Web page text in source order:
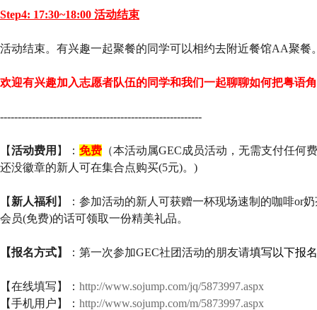
Step4: 17:30~18:00 活动结束
活动结束。有兴趣一起聚餐的同学可以相约去附近餐馆AA聚餐
欢迎有兴趣加入志愿者队伍的同学和我们一起聊聊如何把粤语
---------------------------------------------------------
【活动费用 】： 免费 （本活动属GEC成员活动，无需支付任何
还没徽章的新人可在集合点购买(5元)。)
【 新人福利 】：参加活动的新人可获赠一杯现场速制的咖啡or
会员(免费)的话可领取一份精美礼品。
【报名方式】 ：第一次参加GEC社团活动的朋友请填写以下报
【在线填写】： http://www.sojump.com/jq/5873997.aspx
【手机用户】： http://www.sojump.com/m/5873997.aspx